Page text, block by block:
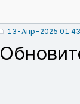
13-Апр-2025 01:43